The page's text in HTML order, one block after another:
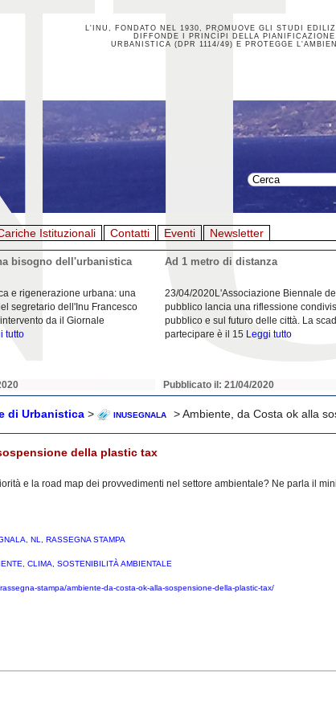
L'INU, FONDATO NEL 1930, PROMUOVE GLI STUDI
DIFFONDE I PRINCÌPI DELLA
URBANISTICA (DPR 1114/49) E PROTEGGE
Istituzionali Contatti Eventi Newsletter
bisogno dell'urbanistica
e rigenerazione urbana: una
segretario dell'Inu Francesco
da il Giornale
tutto
Ad 1 metro di distanza
23/04/2020L'Associazione Biennale
pubblico lancia una riflessione
pubblico e sul futuro delle città. La
partecipare è il 15 Leggi tutto
Pubblicato il: 21/04/2020
di Urbanistica > INUSEGNALA
> Ambiente, da Costa ok alla
della plastic tax
e la road map dei provvedimenti nel settore ambientale? Ne parla il
NL RASSEGNA STAMPA
CLIMA SOSTENIBILITÀ AMBIENTALE
stampa/ambiente-da-costa-ok-alla-sospensione-della-plastic-tax/